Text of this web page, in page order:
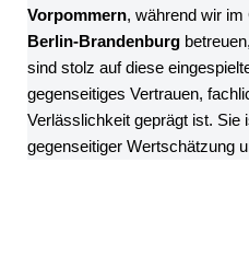
Vorpommern, während wir
Berlin-Brandenburg
sind stolz auf diese
gegenseitiges Vertrauen,
Verlässlichkeit geprägt ist. Sie
gegenseitiger Wertschätzung